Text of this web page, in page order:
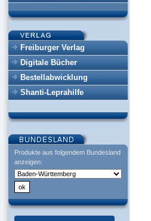
Freiburger Verlag
Digitale Bücher
Bestellabwicklung
Shanti-Leprahilfe
Produkte aus folgendem Bundesland
anzeigen: